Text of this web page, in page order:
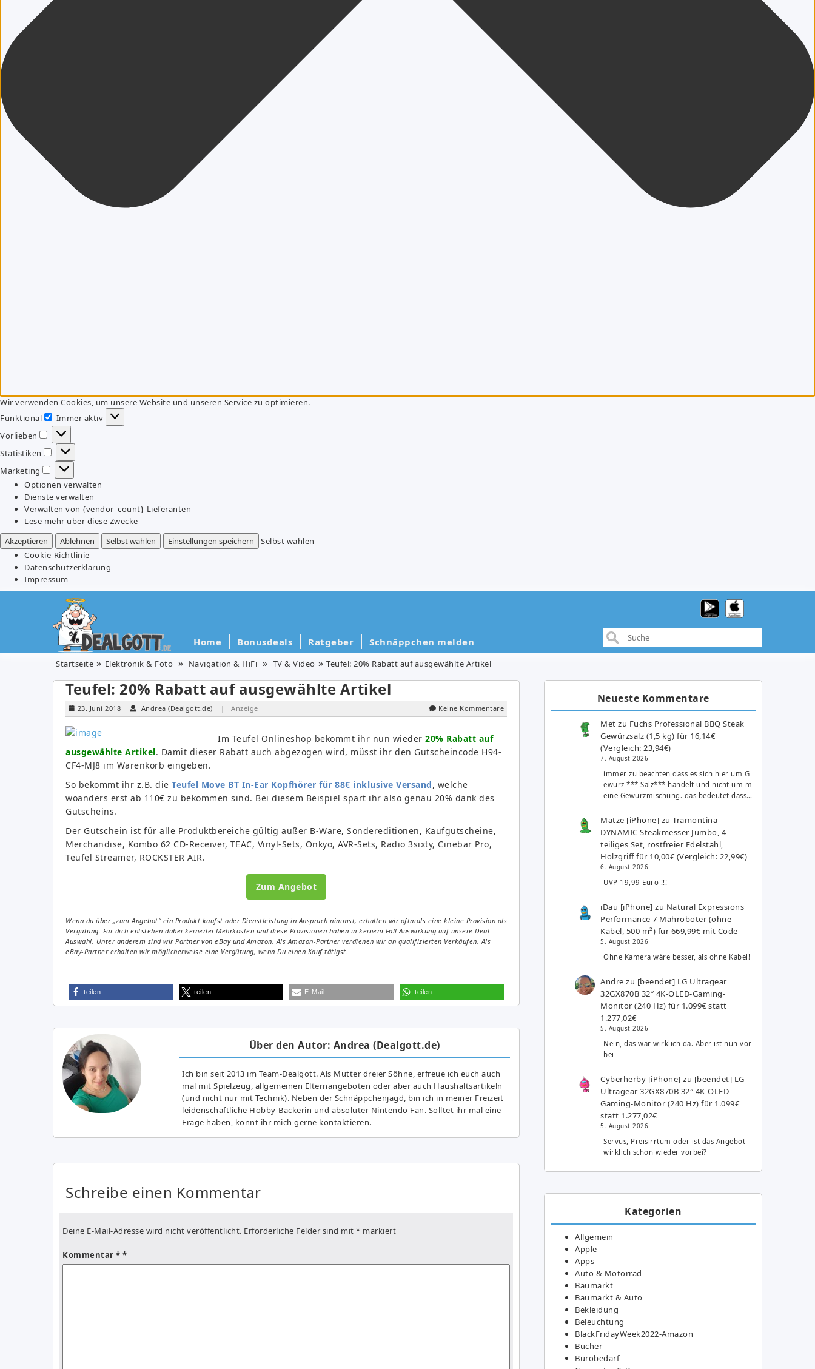
Wir verwenden Cookies, um unsere Website und unseren Service zu optimieren.
Funktional
Funktional
Immer aktiv
Vorlieben
Vorlieben
Statistiken
Statistiken
Marketing
Marketing
Optionen verwalten
Dienste verwalten
Verwalten von {vendor_count}-Lieferanten
Lese mehr über diese Zwecke
Akzeptieren
Ablehnen Selbst wählen Einstellungen speichern
Selbst wählen
Cookie-Richtlinie
Datenschutzerklärung
Impressum
Home Bonusdeals Ratgeber Schnäppchen melden
Startseite Elektronik & Foto Navigation & HiFi TV & Video Teufel: 20% Rabatt auf ausgewählte Artikel
Teufel: 20% Rabatt auf ausgewählte Artikel
23. Juni 2018 Andrea (Dealgott.de) | Anzeige Keine Kommentare
Im Teufel Onlineshop bekommt ihr nun wieder 20% Rabatt auf
ausgewählte Artikel. Damit dieser Rabatt auch abgezogen wird, müsst ihr den Gutscheincode H94-
CF4-MJ8 im Warenkorb eingeben.
So bekommt ihr z.B. die Teufel Move BT In-Ear Kopfhörer für 88€ inklusive Versand, welche
woanders erst ab 110€ zu bekommen sind. Bei diesem Beispiel spart ihr also genau 20% dank des
Gutscheins.
Der Gutschein ist für alle Produktbereiche gültig außer B-Ware, Sondereditionen, Kaufgutscheine,
Merchandise, Kombo 62 CD-Receiver, TEAC, Vinyl-Sets, Onkyo, AVR-Sets, Radio 3sixty, Cinebar Pro,
Teufel Streamer, ROCKSTER AIR.
Zum Angebot
Wenn du über „zum Angebot“ ein Produkt kaufst oder Dienstleistung in Anspruch nimmst, erhalten wir oftmals eine kleine Provision als
Vergütung. Für dich entstehen dabei keinerlei Mehrkosten und diese Provisionen haben in keinem Fall Auswirkung auf unsere Deal-
Auswahl. Unter anderem sind wir Partner von eBay und Amazon. Als Amazon-Partner verdienen wir an qualifizierten Verkäufen. Als
eBay-Partner erhalten wir möglicherweise eine Vergütung, wenn Du einen Kauf tätigst.
teilen teilen E-Mail teilen
Über den Autor: Andrea (Dealgott.de)
Ich bin seit 2013 im Team-Dealgott. Als Mutter dreier Söhne, erfreue ich euch auch
mal mit Spielzeug, allgemeinen Elternangeboten oder aber auch Haushaltsartikeln
(und nicht nur mit Technik). Neben der Schnäppchenjagd, bin ich in meiner Freizeit
leidenschaftliche Hobby-Bäckerin und absoluter Nintendo Fan. Solltet ihr mal eine
Frage haben, könnt ihr mich gerne kontaktieren.
Schreibe einen Kommentar
Deine E-Mail-Adresse wird nicht veröffentlicht. Erforderliche Felder sind mit * markiert
Kommentar *
Neueste Kommentare
Met zu Fuchs Professional BBQ Steak
Gewürzsalz (1,5 kg) für 16,14€
(Vergleich: 23,94€)
7. August 2026
immer zu beachten dass es sich hier um G
ewürz *** Salz*** handelt und nicht um m
eine Gewürzmischung. das bedeutet dass…
Matze [iPhone] zuTramontina
DYNAMIC Steakmesser Jumbo, 4-
teiliges Set, rostfreier Edelstahl,
Holzgriff für 10,00€ (Vergleich: 22,99€)
6. August 2026
UVP 19,99 Euro !!!
iDau [iPhone] zu Natural Expressions
Performance 7 Mähroboter (ohne
Kabel, 500 m²) für 669,99€ mit Code
5. August 2026
Ohne Kamera wäre besser, als ohne Kabel!
Andre zu [beendet] LG Ultragear
32GX870B 32″ 4K-OLED-Gaming-
Monitor (240 Hz) für 1.099€ statt
1.277,02€
5. August 2026
Nein, das war wirklich da. Aber ist nun vor
bei
Cyberherby [iPhone] zu [beendet] LG
Ultragear 32GX870B 32″ 4K-OLED-
Gaming-Monitor (240 Hz) für 1.099€
statt 1.277,02€
5. August 2026
Servus, Preisirrtum oder ist das Angebot
wirklich schon wieder vorbei?
Kategorien
Allgemein
Apple
Apps
Auto & Motorrad
Baumarkt
Baumarkt & Auto
Bekleidung
Beleuchtung
BlackFridayWeek2022-Amazon
Bücher
Bürobedarf